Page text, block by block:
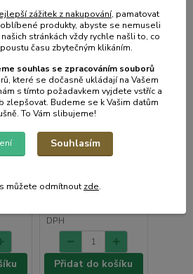
Košík 31x23x10cm,
150 Kčbez
DPH
• Skladem centrální
Přidat do košíku
zážitek z nakupování, pamatovat
oblíbené produkty, abyste se nemuseli
stránkách vždy rychle našli to, co
času zbytečným klikáním.
souhlas se zpracováním souborů
které se dočasně ukládají na Vašem
s tímto požadavkem vyjdete vstříc a
zlepšovat. Budeme se k Vašim datům
To Vám slibujeme!
Souhlasím
můžete odmítnout zde.